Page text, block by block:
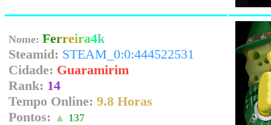
Nome: Ferreira4k
Steamid: STEAM_0:0:444522531
Cidade: Guaramirim
Rank: 14
Tempo Online: 9.8 Horas
Pontos: ▲ 137